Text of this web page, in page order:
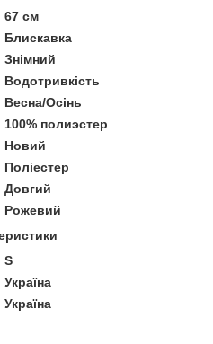
67 см
Блискавка
Знімний
Водотривкість
Весна/Осінь
100% полиэстер
Новий
Поліестер
Довгий
Рожевий
S
Україна
Україна